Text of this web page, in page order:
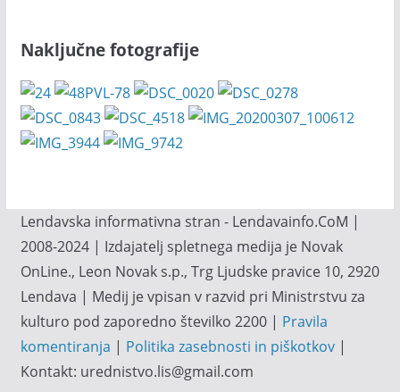
Naključne fotografije
Lendavska informativna stran - Lendavainfo.CoM |
2008-2024 | Izdajatelj spletnega medija je Novak
OnLine., Leon Novak s.p., Trg Ljudske pravice 10, 2920
Lendava | Medij je vpisan v razvid pri Ministrstvu za
kulturo pod zaporedno številko 2200 | Pravila
komentiranja | Politika zasebnosti in piškotkov|
Kontakt: urednistvo.lis@gmail.com